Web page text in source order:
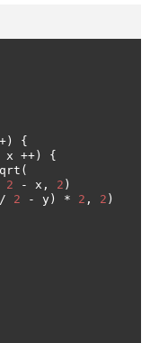
{
x ++)
{
(
2 - x , 2 )
/ 2 - y ) * 2 , 2 )